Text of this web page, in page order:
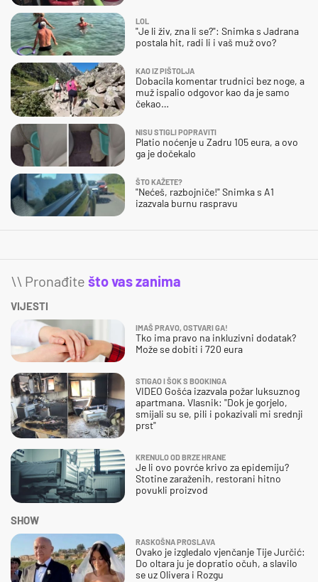
LOL
"Je li živ, zna li se?": Snimka s Jadrana
postala hit, radi li i vaš muž ovo?
KAO IZ PIŠTOLJA
Dobacila komentar trudnici bez noge, a
muž ispalio odgovor kao da je samo
čekao…
NISU STIGLI POPRAVITI
Platio noćenje u Zadru 105 eura, a ovo
ga je dočekalo
ŠTO KAŽETE?
"Nećeš, razbojniče!" Snimka s A1
izazvala burnu raspravu
\\ Pronađite što vas zanima
VIJESTI
IMAŠ PRAVO, OSTVARI GA!
Tko ima pravo na inkluzivni dodatak?
Može se dobiti i 720 eura
STIGAO I ŠOK S BOOKINGA
VIDEO Gošća izazvala požar luksuznog
apartmana. Vlasnik: "Dok je gorjelo,
smijali su se, pili i pokazivali mi srednji
prst"
KRENULO OD BRZE HRANE
Je li ovo povrće krivo za epidemiju?
Stotine zaraženih, restorani hitno
povukli proizvod
SHOW
RASKOŠNA PROSLAVA
Ovako je izgledalo vjenčanje Tije Jurčić:
Do oltara ju je dopratio očuh, a slavilo
se uz Olivera i Rozgu